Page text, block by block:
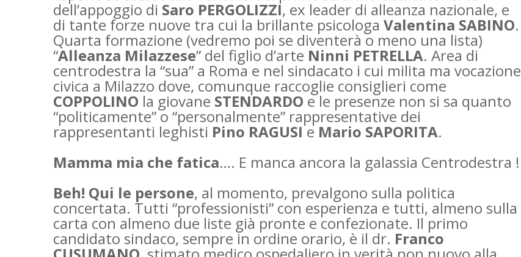
dell’appoggio di Saro PERGOLIZZI, ex leader di alleanza nazionale, e
di tante forze nuove tra cui la brillante psicologa Valentina SABINO.
Quarta formazione (vedremo poi se diventerà o meno una lista)
“Alleanza Milazzese” del figlio d’arte Ninni PETRELLA. Area di
centrodestra la “sua” a Roma e nel sindacato i cui milita ma vocazione
civica a Milazzo dove, comunque raccoglie consiglieri come
COPPOLINO la giovane STENDARDO e le presenze non si sa quanto
“politicamente” o “personalmente” rappresentative dei
rappresentanti leghisti Pino RAGUSIe Mario SAPORITA.
Mamma mia che fatica…. E manca ancora la galassia Centrodestra !
Beh! Qui le persone, al momento, prevalgono sulla politica
concertata. Tutti “professionisti” con esperienza e tutti, almeno sulla
carta con almeno due liste già pronte e confezionate. Il primo
candidato sindaco, sempre in ordine orario, è il dr. Franco